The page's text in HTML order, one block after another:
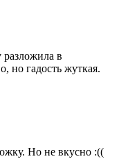
в
но гадость жуткая.
Но не вкусно :((